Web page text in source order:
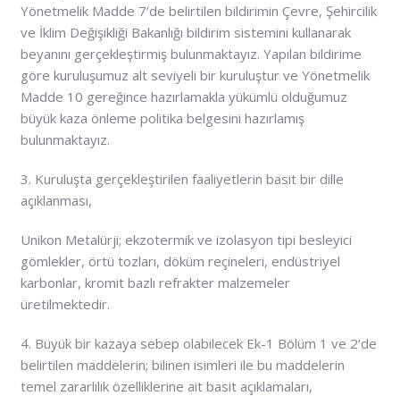
Yönetmelik Madde 7’de belirtilen bildirimin Çevre, Şehircilik
ve İklim Değişikliği Bakanlığı bildirim sistemini kullanarak
beyanını gerçekleştirmiş bulunmaktayız. Yapılan bildirime
göre kuruluşumuz alt seviyeli bir kuruluştur ve Yönetmelik
Madde 10 gereğince hazırlamakla yükümlü olduğumuz
büyük kaza önleme politika belgesini hazırlamış
bulunmaktayız.
3. Kuruluşta gerçekleştirilen faaliyetlerin basit bir dille
açıklanması,
Unikon Metalürji; ekzotermik ve izolasyon tipi besleyici
gömlekler, örtü tozları, döküm reçineleri, endüstriyel
karbonlar, kromit bazlı refrakter malzemeler
üretilmektedir.
4. Büyük bir kazaya sebep olabilecek Ek-1 Bölüm 1 ve 2’de
belirtilen maddelerin; bilinen isimleri ile bu maddelerin
temel zararlılık özelliklerine ait basit açıklamaları,